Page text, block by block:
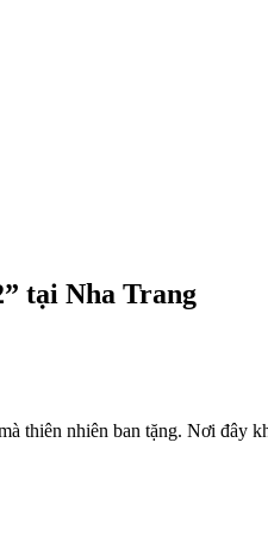
tại Nha Trang
nhiên ban tặng. Nơi đây